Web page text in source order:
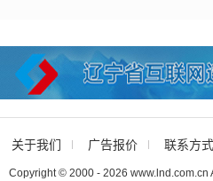
关于我们 广告报价 联系方式
Copyright © 2000 - 2026 www.lnd.com.cn